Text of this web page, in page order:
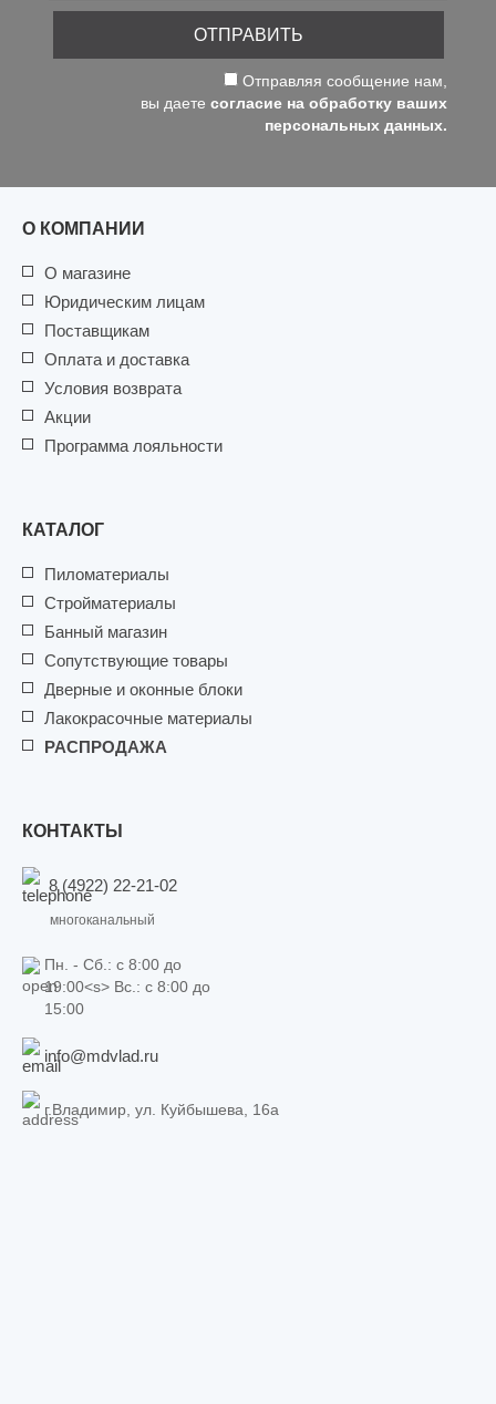
Отправляя сообщение нам,
вы даете согласие на обработку ваших
персональных данных.
ОТПРАВИТЬ
О КОМПАНИИ
О магазине
Юридическим лицам
Поставщикам
Оплата и доставка
Условия возврата
Акции
Программа лояльности
КАТАЛОГ
Пиломатериалы
Стройматериалы
Банный магазин
Сопутствующие товары
Дверные и оконные блоки
Лакокрасочные материалы
РАСПРОДАЖА
КОНТАКТЫ
8 (4922) 22-21-02
многоканальный
Пн. - Сб.: c 8:00 до
19:00<s> Вс.: c 8:00 до
15:00
info@mdvlad.ru
г.Владимир, ул. Куйбышева, 16а